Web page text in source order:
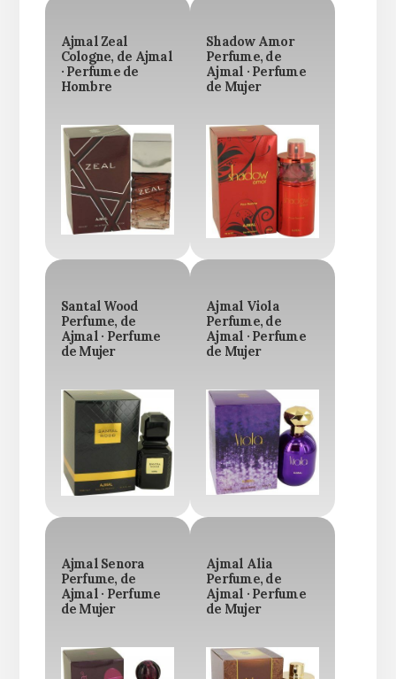
Ajmal Zeal
Cologne, de Ajmal
· Perfume de
Hombre
Shadow Amor
Perfume, de
Ajmal · Perfume
de Mujer
Santal Wood
Perfume, de
Ajmal · Perfume
de Mujer
Ajmal Viola
Perfume, de
Ajmal · Perfume
de Mujer
Ajmal Senora
Perfume, de
Ajmal · Perfume
de Mujer
Ajmal Alia
Perfume, de
Ajmal · Perfume
de Mujer